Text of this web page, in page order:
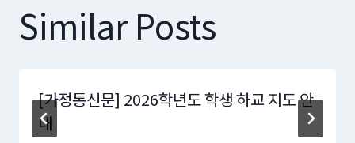
Similar Posts
[가정통신문] 2026학년도 학생 하교 지도 안
내